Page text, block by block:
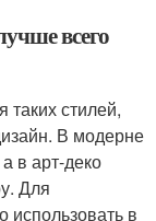
всего
стилей,
В модерне
в арт-деко
Для
использовать в